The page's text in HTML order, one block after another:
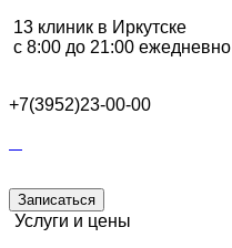
13 клиник в Иркутске
с 8:00 до 21:00 ежедневно
+7(3952)23-00-00
Записаться
Услуги и цены